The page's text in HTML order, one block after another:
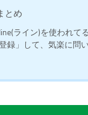
とめ
line(ライン)を使われて
録」して、気楽に問